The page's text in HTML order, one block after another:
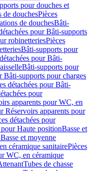
pour douches et
de douchesPièces
de douchesBâti-
pour Bâti-supports
robinetteriesPièces
Bâti-supports pour
pour Bâti-
Bâti-supports pour
Bâti-supports pour charges
détachées pour Bâti-
pour
apparents pour WC, en
Réservoirs apparents pour
détachées pour
pour Haute positionBasse et
et moyenne
céramique sanitairePièces
WC, en céramique
Tubes de chasse